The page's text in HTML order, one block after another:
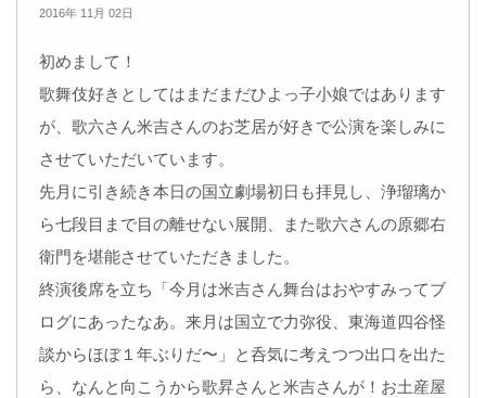
2016年 11月 02日
初めまして！
歌舞伎好きとしてはまだまだひよっ子小娘ではあります
が、歌六さん米吉さんのお芝居が好きで公演を楽しみに
させていただいています。
先月に引き続き本日の国立劇場初日も拝見し、浄瑠璃か
ら七段目まで目の離せない展開、また歌六さんの原郷右
衛門を堪能させていただきました。
終演後席を立ち「今月は米吉さん舞台はおやすみってブ
ログにあったなあ。来月は国立で力弥役、東海道四谷怪
談からほぼ１年ぶりだ〜」と呑気に考えつつ出口を出た
ら、なんと向こうから歌昇さんと米吉さんが！お土産屋